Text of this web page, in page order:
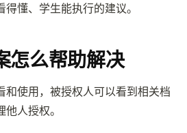
懂、学生能执行的建议。
怎么帮助解决
和使用，被授权人可以看到相关档
人授权。